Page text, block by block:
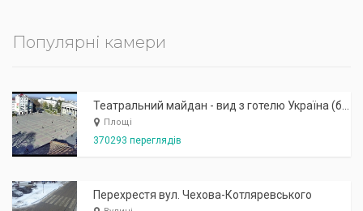
Популярні камери
Площі
370293 переглядів
Перехрестя вул. Чехова-Котляревського